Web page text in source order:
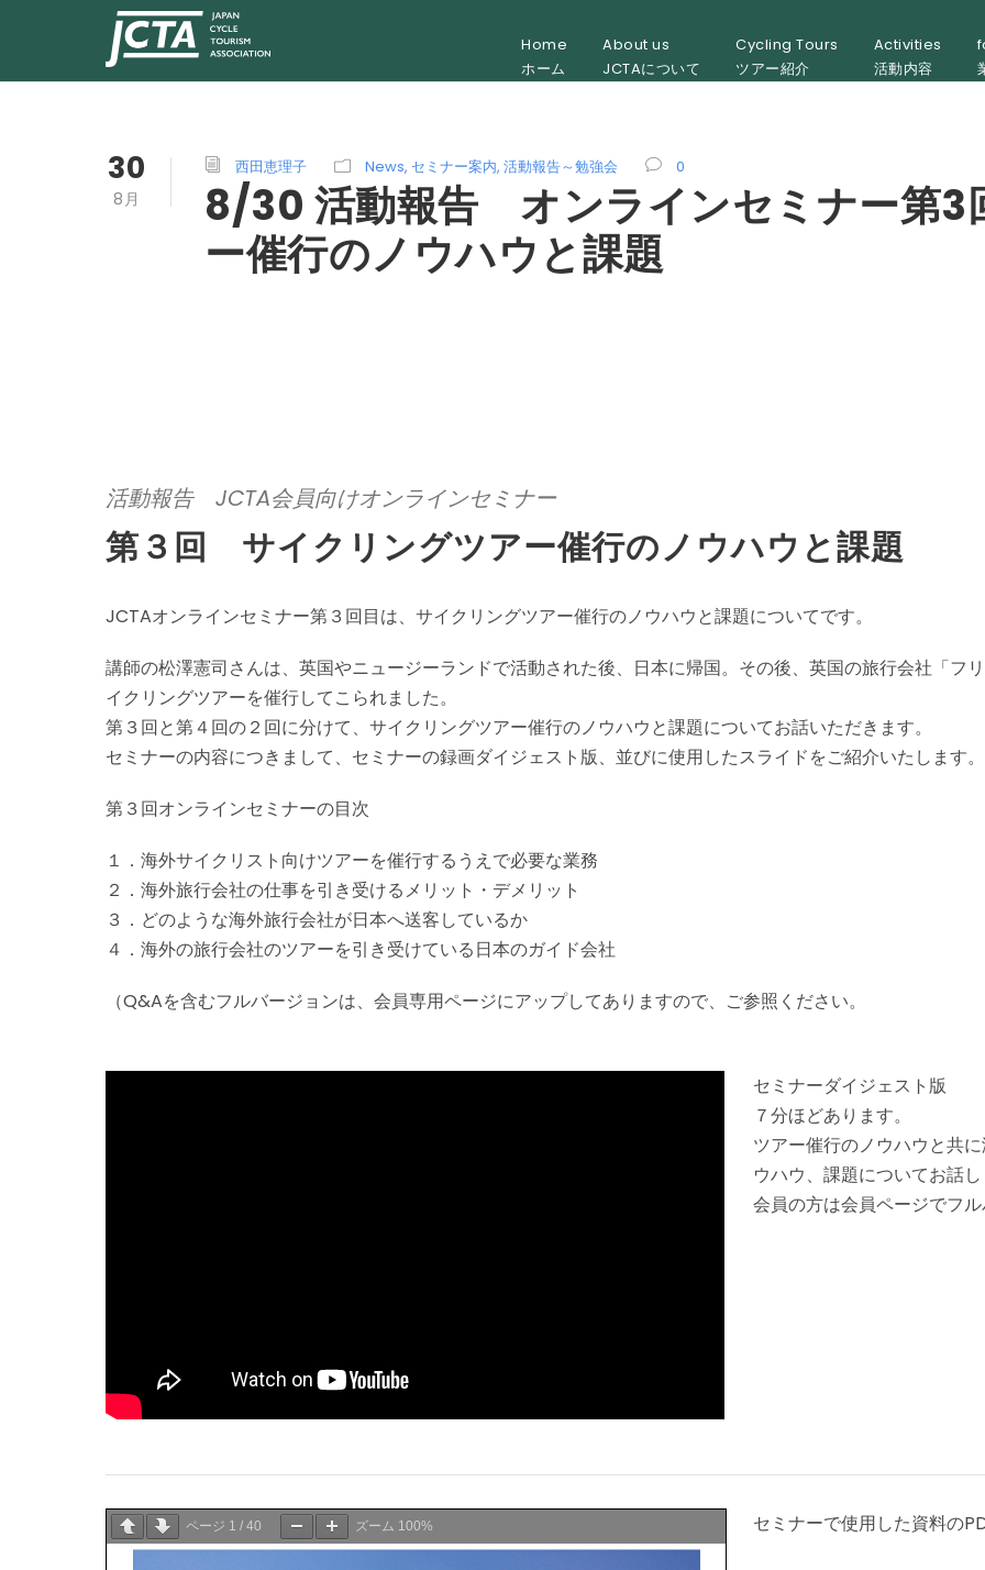
Home
ホーム
About us
JCTAについて
Cycling Tours
ツアー紹介
Activities
活動内容
30
8月
西田恵理子 News, セミナー案内, 活動報告～勉強会 0
8/30 活動報告 オンラインセミナー第3
ー催行のノウハウと課題
活動報告 JCTA会員向けオンラインセミナー
第３回 サイクリングツアー催行のノウハウと課題
JCTAオンラインセミナー第３回目は、サイクリングツアー催行のノウハウと課題についてです。
講師の松澤憲司さんは、英国やニュージーランドで活動された後、日本に帰国。その後、英国の旅行会社「フ
イクリングツアーを催行してこられました。
第３回と第４回の２回に分けて、サイクリングツアー催行のノウハウと課題についてお話いただきます。
セミナーの内容につきまして、セミナーの録画ダイジェスト版、並びに使用したスライドをご紹介いたします。
第３回オンラインセミナーの目次
１．海外サイクリスト向けツアーを催⾏するうえで必要な業務
２．海外旅⾏会社の仕事を引き受けるメリット・デメリット
３．どのような海外旅⾏会社が⽇本へ送客しているか
４．海外の旅⾏会社のツアーを引き受けている⽇本のガイド会社
（Q&Aを含むフルバージョンは、会員専用ページにアップしてありますので、ご参照ください。
セミナーダイジェスト版
７分ほどあります。
ツアー催行のノウハウと共
ウハウ、課題についてお話
会員の方は会員ページでフ
ページ 1 / 40 ズーム 100% セミナーで使用した資料の